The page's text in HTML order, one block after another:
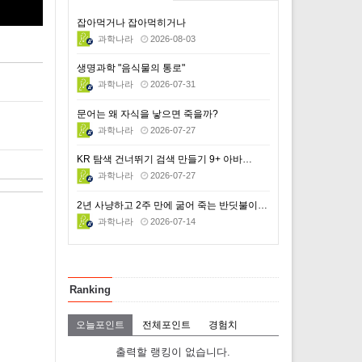
잡아먹거나 잡아먹히거나
과학나라 2026-08-03
생명과학 "음식물의 통로"
과학나라 2026-07-31
문어는 왜 자식을 낳으면 죽을까?
과학나라 2026-07-27
KR 탐색 건너뛰기 검색 만들기 9+ 아바…
과학나라 2026-07-27
과학나라 2026-07-14
Ranking
오늘포인트 전체포인트 경험치
출력할 랭킹이 없습니다.